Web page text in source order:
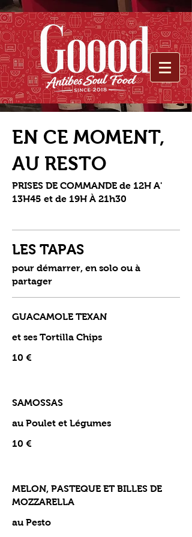
EN CE MOMENT,
AU RESTO
PRISES DE COMMANDE de 12H A'
13H45 et de 19H À 21h30
LES TAPAS
pour démarrer, en solo ou à
partager
GUACAMOLE TEXAN
et ses Tortilla Chips
10 €
SAMOSSAS
au Poulet et Légumes
10 €
MELON, PASTEQUE ET BILLES DE
MOZZARELLA
au Pesto